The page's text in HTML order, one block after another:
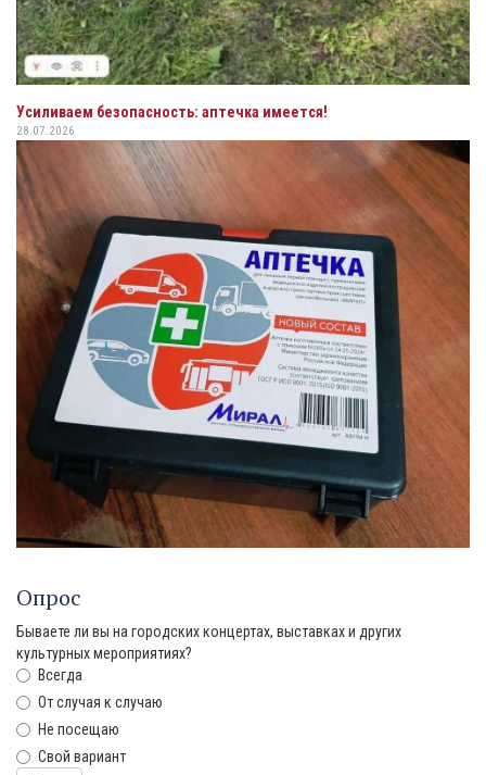
Усиливаем безопасность: аптечка имеется!
28.07.2026
Опрос
Бываете ли вы на городских концертах, выставках и других
культурных мероприятиях?
Всегда
От случая к случаю
Не посещаю
Свой вариант